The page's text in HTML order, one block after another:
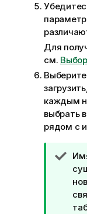
Для
см.
каждым
выбрать
рядом с
П
р
и
м
е